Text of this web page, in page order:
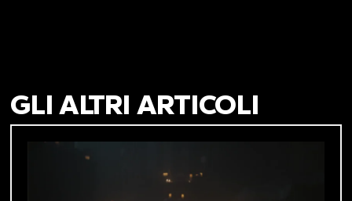
GLI ALTRI ARTICOLI